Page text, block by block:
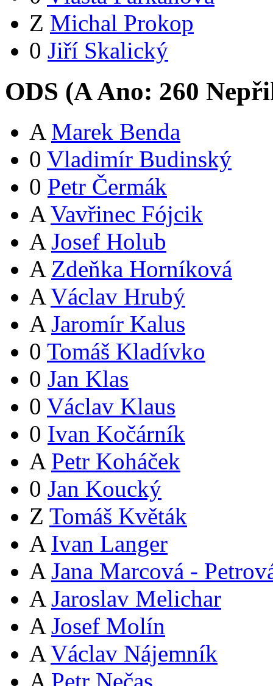
Z Michal Prokop
0 Jiří Skalický
ODS (AAno: 260
A Marek Benda
0 Vladimír Budinský
0 Petr Čermák
A Vavřinec Fójcik
A Josef Holub
A Zdeňka Horníková
A Václav Hrubý
A Jaromír Kalus
0 Tomáš Kladívko
0 Jan Klas
0 Václav Klaus
0 Ivan Kočárník
A Petr Koháček
0 Jan Koucký
Z Tomáš Květák
A Ivan Langer
A Jana Marcová -
A Jaroslav Melichar
A Josef Molín
A Václav Nájemník